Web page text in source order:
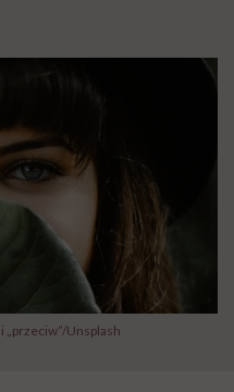
„przeciw”/Unsplash